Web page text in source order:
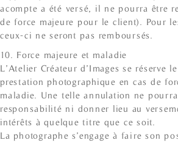
acompte a été versé, il ne pourra être
de force majeure pour le client). Pour
ceux-ci ne seront pas remboursés.
10. Force majeure et maladie
L’Atelier Créateur d’Images se réserve
prestation photographique en cas de
maladie. Une telle annulation ne
responsabilité ni donner lieu au
intérêts à quelque titre que ce soit.
La photographe s’engage à faire son